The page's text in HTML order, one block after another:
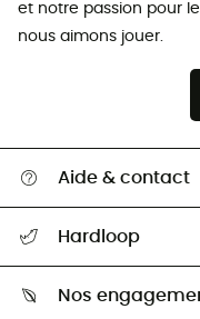
et notre passion pour
nous aimons jouer.
Aide & contact
Retour & remboursement
Guide des tailles
Hardloop
Nos